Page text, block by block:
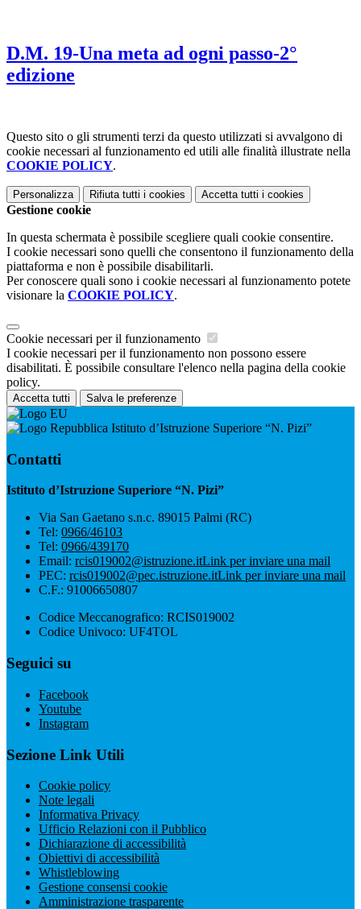
D.M. 19-Una meta ad ogni passo-2°
edizione
Questo sito o gli strumenti terzi da questo utilizzati si avvalgono di
cookie necessari al funzionamento ed utili alle finalità illustrate nella
COOKIE POLICY.
Personalizza Rifiuta tutti i cookies Accetta tutti i cookies
Gestione cookie
In questa schermata è possibile scegliere quali cookie consentire.
I cookie necessari sono quelli che consentono il funzionamento della
piattaforma e non è possibile disabilitarli.
Per conoscere quali sono i cookie necessari al funzionamento potete
visionare la COOKIE POLICY.
Cookie necessari per il funzionamento
I cookie necessari per il funzionamento non possono essere
disabilitati. È possibile consultare l'elenco nella pagina della cookie
policy.
Accetta tutti Salva le preferenze
Istituto d’Istruzione Superiore “N. Pizi”
Contatti
Istituto d’Istruzione Superiore “N. Pizi”
Via San Gaetano s.n.c. 89015 Palmi (RC)
Tel: 0966/46103
Tel: 0966/439170
Email: rcis019002@istruzione.itLink per inviare una mail
PEC: rcis019002@pec.istruzione.itLink per inviare una mail
C.F.: 91006650807
Codice Meccanografico: RCIS019002
Codice Univoco: UF4TOL
Seguici su
Facebook
Youtube
Instagram
Sezione Link Utili
Cookie policy
Note legali
Informativa Privacy
Ufficio Relazioni con il Pubblico
Dichiarazione di accessibilità
Obiettivi di accessibilità
Whistleblowing
Gestione consensi cookie
Amministrazione trasparente